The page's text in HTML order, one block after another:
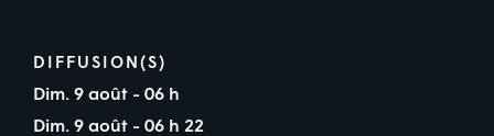
DIFFUSION(S)
Dim. 9 août - 06 h
Dim. 9 août - 06 h 22